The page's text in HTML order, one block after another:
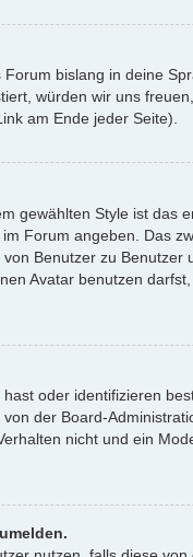
bislang in deine
würden wir uns
am Ende jeder Seite).
gewählten Style ist das
Forum angeben. Das
Benutzer zu Benutzer
Avatar benutzen
oder identifizieren
der Board-
nicht und ein